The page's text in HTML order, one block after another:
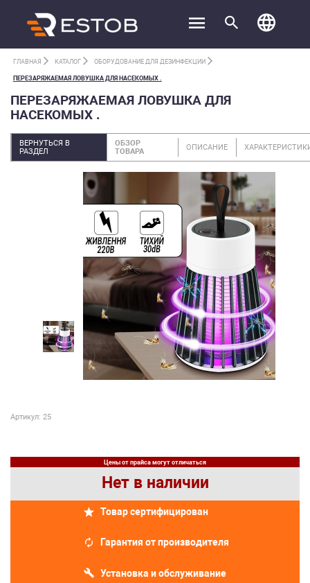
ГЛАВНАЯ КАТАЛОГ ОБОРУДОВАНИЕ ДЛЯ ДЕЗИНФЕКЦИИ
ПЕРЕЗАРЯЖАЕМАЯ ЛОВУШКА ДЛЯ НАСЕКОМЫХ .
ПЕРЕЗАРЯЖАЕМАЯ ЛОВУШКА ДЛЯ
НАСЕКОМЫХ .
ВЕРНУТЬСЯ В
РАЗДЕЛ
ОБЗОР
ТОВАРА
ОПИСАНИЕ
Артикул: 25
Цены от прайса могут отличаться
Нет в наличии
Товар сертифицирован
Гарантия от производителя
Установка и обслуживание